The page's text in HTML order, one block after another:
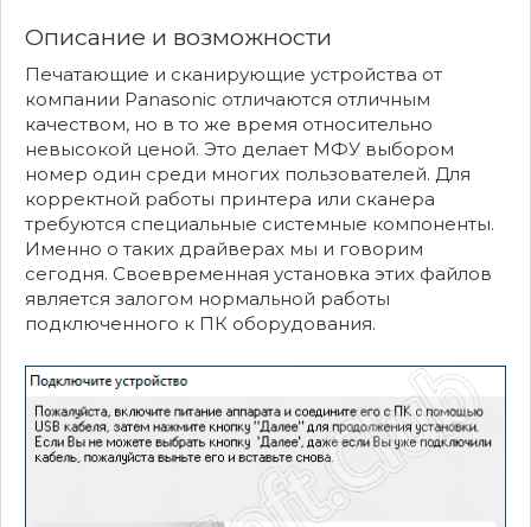
Описание и возможности
Печатающие и сканирующие устройства от
компании Panasonic отличаются отличным
качеством, но в то же время относительно
невысокой ценой. Это делает МФУ выбором
номер один среди многих пользователей. Для
корректной работы принтера или сканера
требуются специальные системные компоненты.
Именно о таких драйверах мы и говорим
сегодня. Своевременная установка этих файлов
является залогом нормальной работы
подключенного к ПК оборудования.